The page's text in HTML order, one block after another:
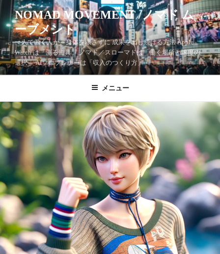
ン
テ
ン
ツ
へ
ス
プ
NOMAD MOVEMENT /ノマド ム
ーブメント
一人で働く人が、身体を壊さずに 成果を出し続ける方法 Apple
Watch は「測る道具」 ノマド／スローマドは「働く場所と速度の
選択」 AIソロプレナーは「収入のつくり方」
メニュー